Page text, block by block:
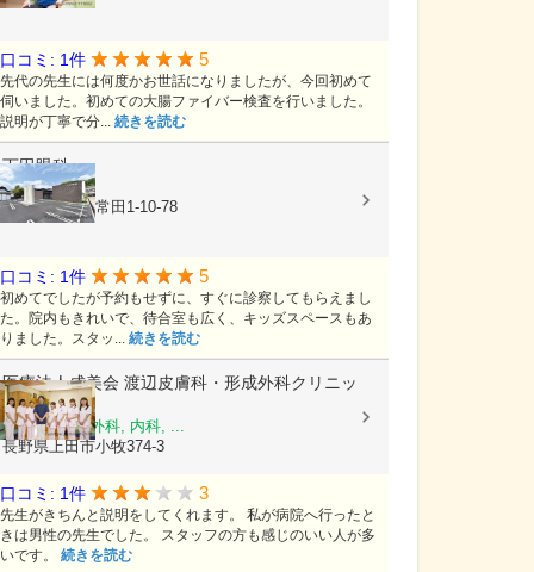
口コミ: 1件 5
先代の先生には何度かお世話になりましたが、今回初めて
伺いました。初めての大腸ファイバー検査を行いました。
説明が丁寧で分... 続きを読む
下田眼科
眼科
長野県上田市常田1-10-78
口コミ: 1件 5
初めてでしたが予約もせずに、すぐに診察してもらえまし
た。院内もきれいで、待合室も広く、キッズスペースもあ
りました。スタッ... 続きを読む
医療法人成美会 渡辺皮膚科・形成外科クリニッ
ク
皮膚科, 形成外科, 内科, ...
長野県上田市小牧374-3
口コミ: 1件 3
先生がきちんと説明をしてくれます。 私が病院へ行ったと
きは男性の先生でした。 スタッフの方も感じのいい人が多
いです。 続きを読む